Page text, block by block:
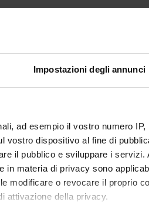
Impostazioni degli annunci
ad esempio il vostro numero
dispositivo al fine di
il pubblico e sviluppare i
materia di privacy sono
modificare o revocare il proprio
attivazione della privacy.